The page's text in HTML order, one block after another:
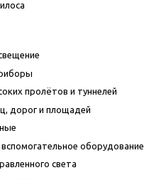
пролётов и туннелей
дорог и площадей
оборудование
света